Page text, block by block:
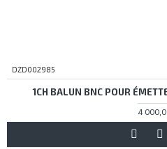
DZD002985
1CH BALUN BNC POUR
4